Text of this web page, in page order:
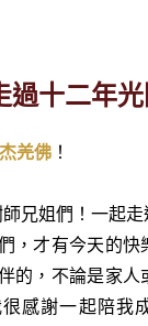
過十二年
羌佛 ！
兄姐們！一起走
，才有今天的快
的，不論是家人
感謝一起陪我